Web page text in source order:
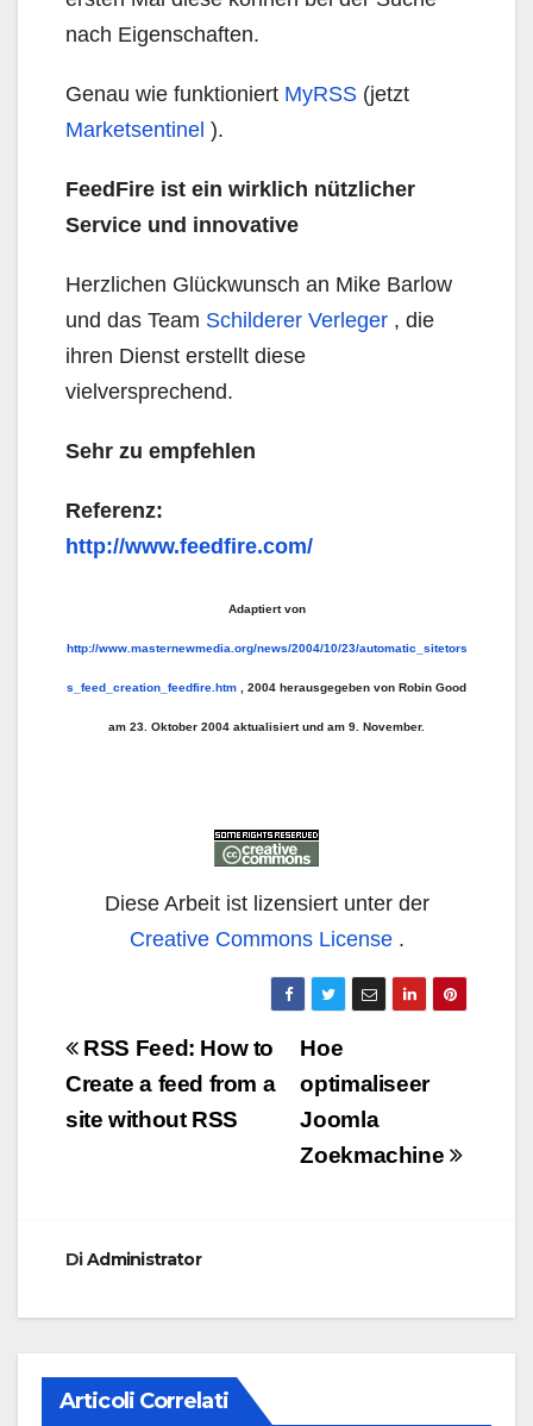
nach Eigenschaften.
Genau wie funktioniert MyRSS (jetzt
Marketsentinel ).
FeedFire ist ein wirklich nützlicher
Service und innovative
Herzlichen Glückwunsch an Mike Barlow
und das Team Schilderer Verleger , die
ihren Dienst erstellt diese
vielversprechend.
Sehr zu empfehlen
Referenz:
http://www.feedfire.com/
Adaptiert von
http://www.masternewmedia.org/news/2004/10/23/automatic_sitetors
s_feed_creation_feedfire.htm , 2004 herausgegeben von Robin Good
am 23. Oktober 2004 aktualisiert und am 9. November.
Diese Arbeit ist lizensiert unter der
Creative Commons License.
Navigazione
articoli
Hoe
optimaliseer
Joomla
Zoekmachine
RSS Feed: How to
Create a feed from a
site without RSS
DiAdministrator
Articoli Correlati